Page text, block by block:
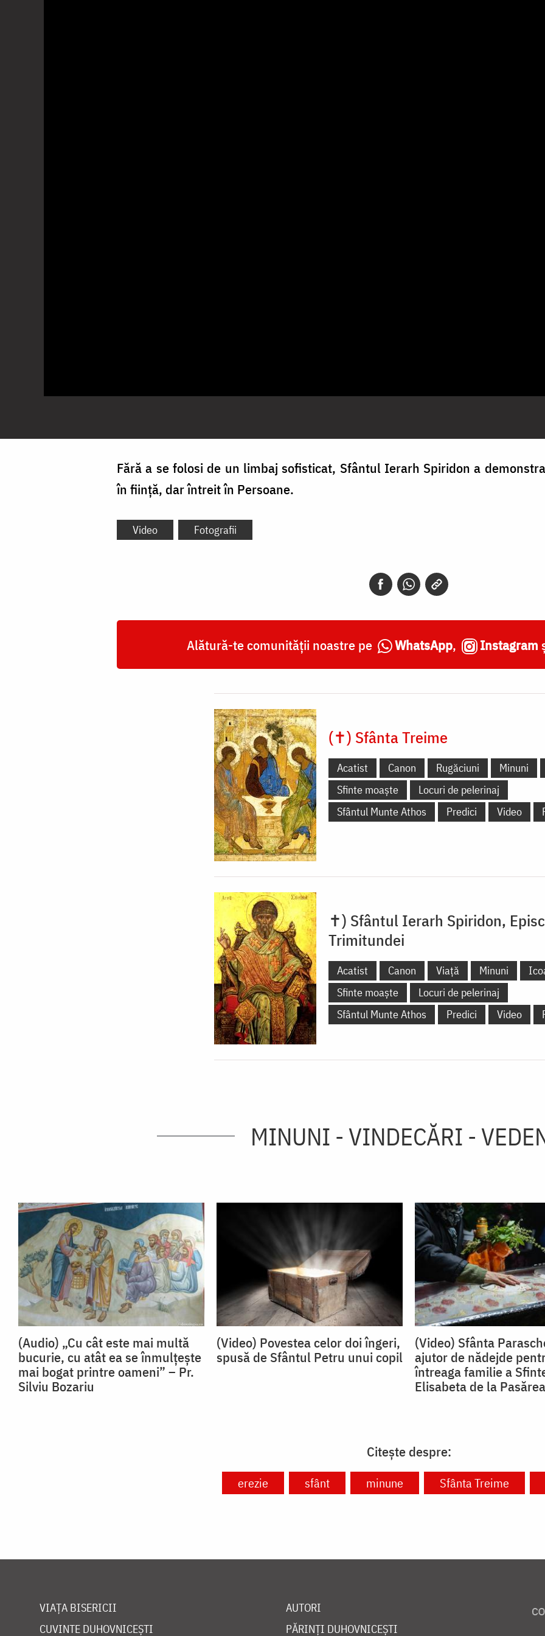
Fără a se folosi de un limbaj sofisticat, Sfântul Ierarh Spiridon a
în fiinţă, dar întreit în Persoane.
Video Fotografii
Alătură-te comunității noastre pe WhatsApp, Instagram
(✝) Sfânta Treime
Acatist Canon Rugăciuni Minuni
Sfinte moaște
Locuri de pelerinaj
Sfântul Munte Athos
Predici Video
✝) Sfântul Ierarh Spiridon,
Trimitundei
Acatist Canon Viață Minuni
Sfinte moaște
Locuri de pelerinaj
Sfântul Munte Athos
Predici Video
MINUNI - VINDECĂRI -
(Audio) „Cu cât este mai multă
bucurie, cu atât ea se înmulțește
mai bogat printre oameni” – Pr.
Silviu Bozariu
(Video) Povestea celor doi îngeri,
spusă de Sfântul Petru unui copil
(Video) Sfânta
ajutor de nădejde
întreaga familie a
Elisabeta de la Pasărea
Citește despre:
erezie sfânt minune Sfânta Treime
VIAȚA BISERICII
CUVINTE DUHOVNICEȘTI
AUTORI
PĂRINȚI DUHOVNICEȘTI